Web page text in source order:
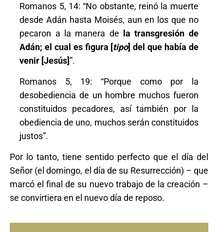
Romanos 5, 14: “No obstante, reinó la muerte
desde Adán hasta Moisés, aun en los que no
pecaron a la manera de la transgresión de
Adán; el cual es figura [tipo] del que había de
venir [Jesús]”.
Romanos 5, 19: “Porque como por la
desobediencia de un hombre muchos fueron
constituidos pecadores, así también por la
obediencia de uno, muchos serán constituidos
justos”.
Por lo tanto, tiene sentido perfecto que el día del
Señor (el domingo, el día de su Resurrección) – que
marcó el final de su nuevo trabajo de la creación –
se convirtiera en el nuevo día de reposo.